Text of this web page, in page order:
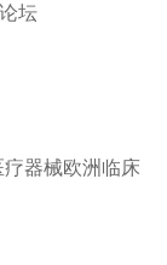
坛
器械欧洲临床